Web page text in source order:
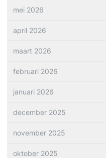
mei 2026
april 2026
maart 2026
februari 2026
januari 2026
december 2025
november 2025
oktober 2025